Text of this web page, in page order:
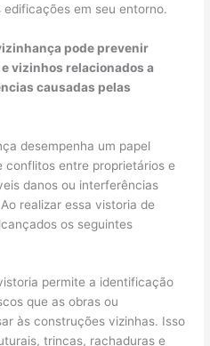
em seu entorno.
pode prevenir
vizinhos relacionados a
causadas pelas
desempenha um papel
conflitos entre proprietários e
danos ou interferências
realizar essa vistoria de
os seguintes
permite a identificação
que as obras ou
às construções vizinhas. Isso
trincas, rachaduras e